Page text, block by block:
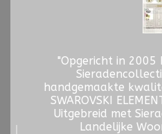
"Opgericht in 2005
handgemaakte
SWAROVSKI
Uitgebreid met
Landelijke